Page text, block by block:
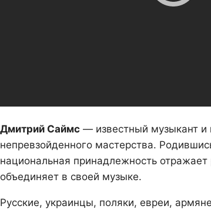
Дмитрий Саймс — известный музыкант и
непревзойденного мастерства.
национальная принадлежность
объединяет в своей музыке.
Русские, украинцы, поляки, евреи,